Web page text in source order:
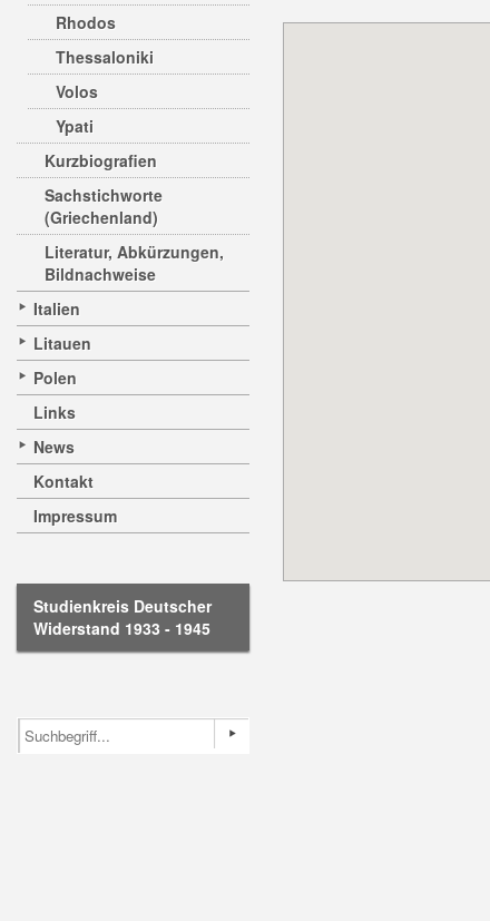
Rhodos
Thessaloniki
Volos
Ypati
Kurzbiografien
Sachstichworte
(Griechenland)
Literatur, Abkürzungen,
Bildnachweise
Italien
Litauen
Polen
Links
News
Kontakt
Impressum
Studienkreis Deutscher
Widerstand 1933 - 1945